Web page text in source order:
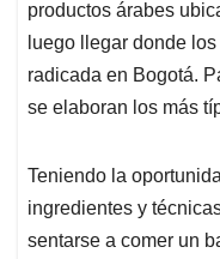
productos árabes
luego llegar donde
radicada en Bogotá.
se elaboran los más
Teniendo la
ingredientes y
sentarse a comer un